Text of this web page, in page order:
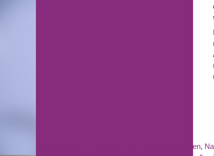
Tätowierungen / Pigmente Garching bei Muenchen,